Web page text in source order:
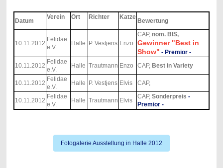
Datum
Verein Ort Richter Katze
Bewertung
10.11.2012
Felidae
e.V.
Halle P. Vestjens Enzo
CAP, nom. BIS,
Gewinner "Best in
Show" - Premior -
10.11.2012
Felidae
e.V.
Halle Trautmann Enzo CAP, Best in Variety
10.11.2012
Felidae
e.V.
Halle P. Vestjens Elvis CAP,
10.11.2012
Felidae
e.V.
Halle Trautmann Elvis
CAP, Sonderpreis -
Premior -
Fotogalerie Ausstellung in Halle 2012